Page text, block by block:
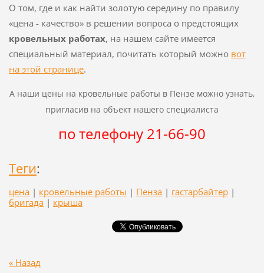
О том, где и как найти золотую середину по правилу
«цена - качество» в решении вопроса о предстоящих
кровельных работах, на нашем сайте имеется
специальный материал, почитать который можно вот
на этой странице.
А наши цены на кровельные работы в Пензе можно узнать,
пригласив на объект нашего специалиста
по телефону 21-66-90
Теги:
цена | кровельные работы | Пенза | гастарбайтер |
бригада | крыша
« Назад